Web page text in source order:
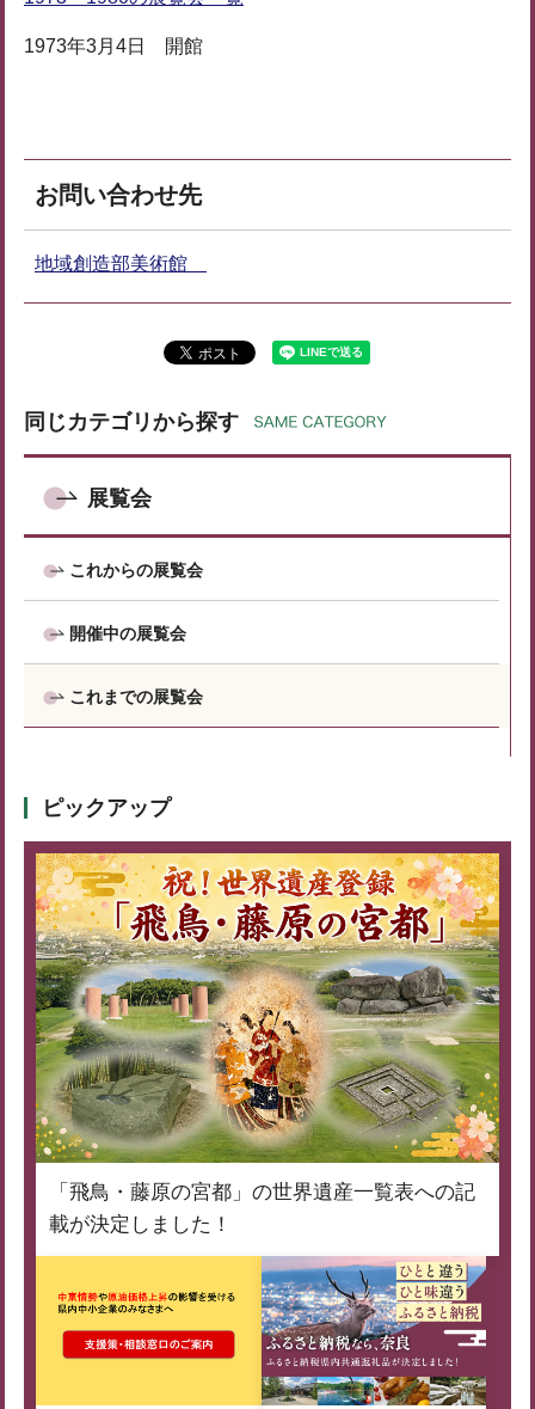
1973年3月4日 開館
お問い合わせ先
地域創造部美術館
同じカテゴリから探す
展覧会
これからの展覧会
開催中の展覧会
これまでの展覧会
ピックアップ
「飛鳥・藤原の宮都」の世界遺産一覧表への記
載が決定しました！